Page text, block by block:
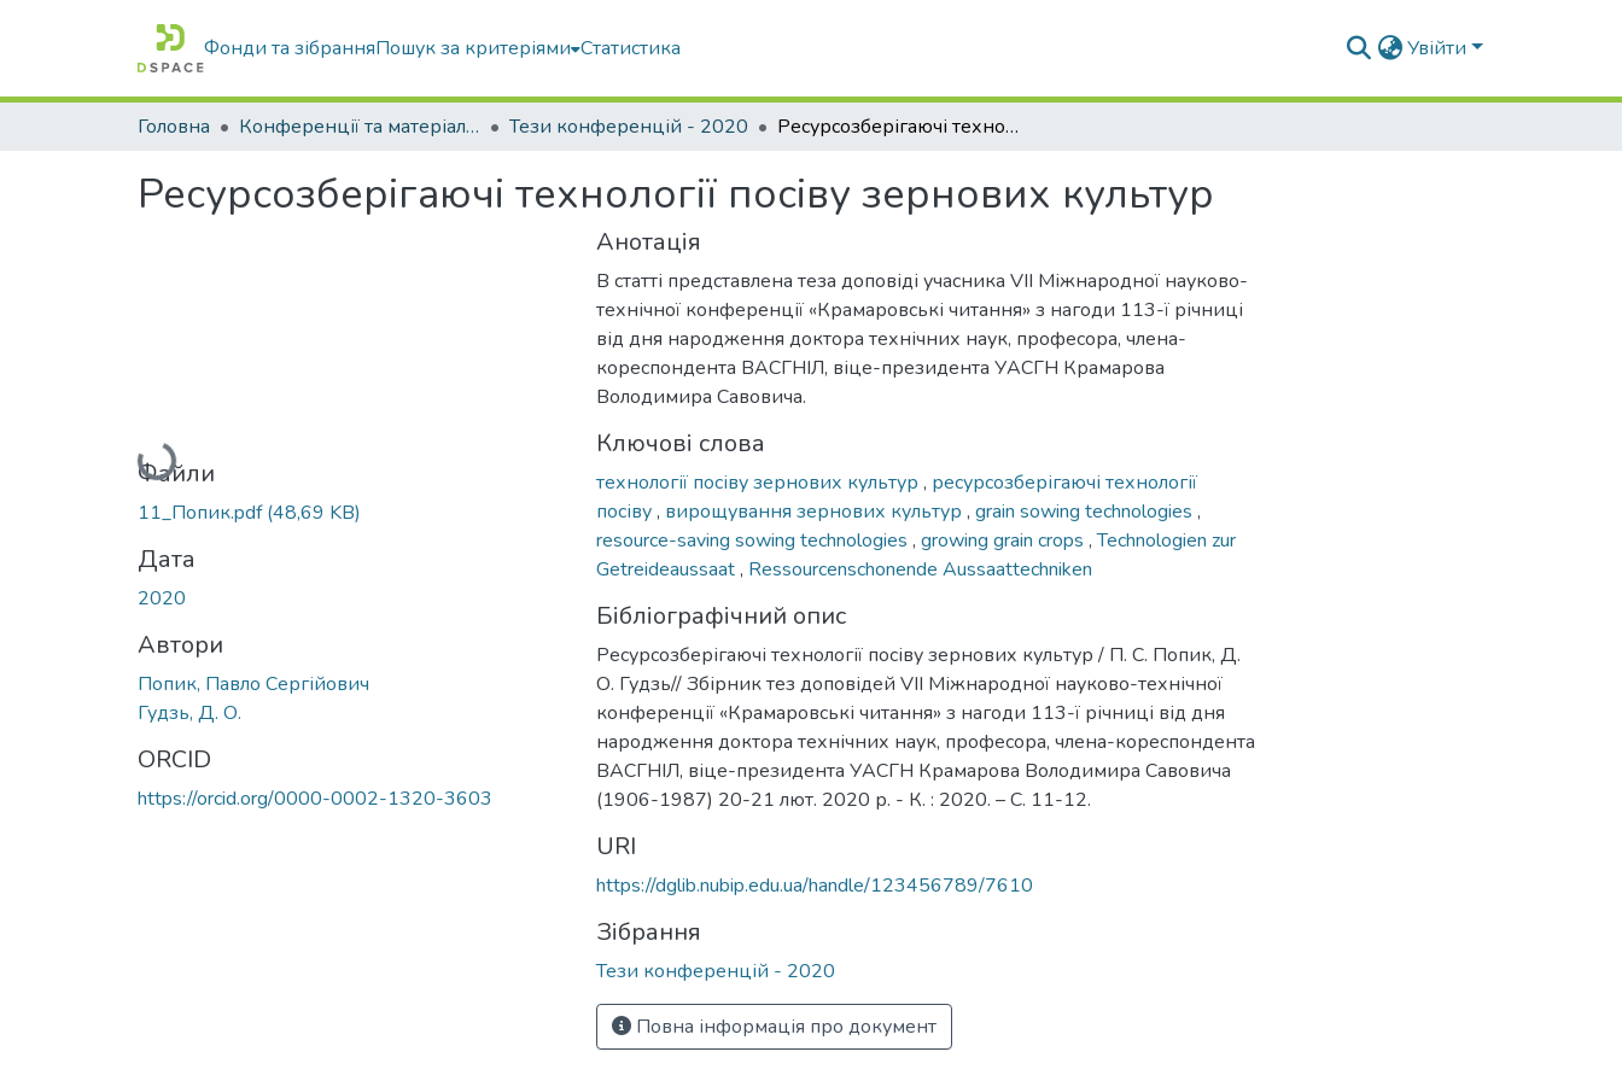
Фонди та зібранняПошук за критеріями Статистика Увійти
Головна Конференції та матеріали конференцій Тези конференцій - 2020 Ресурсозберігаючі технології посіву зернових культур
Ресурсозберігаючі технології посіву зернових культур
Вантажиться...
Файли
11_Попик.pdf(48,69 KB)
Дата
2020
Автори
Попик, Павло Сергійович
Гудзь, Д. О.
ORCID
https://orcid.org/0000-0002-1320-3603
Анотація
В статті представлена теза доповіді учасника VIІ Міжнародної науково-
технічної конференції «Крамаровські читання» з нагоди 113-ї річниці
від дня народження доктора технічних наук, професора, члена-
кореспондента ВАСГНІЛ, віце-президента УАСГН Крамарова
Володимира Савовича.
Ключові слова
технології посіву зернових культур , ресурсозберігаючі технології
посіву, вирощування зернових культур , grain sowing technologies ,
resource-saving sowing technologies , growing grain crops ,Technologien zur
Getreideaussaat, Ressourcenschonende Aussaattechniken
Бібліографічний опис
Ресурсозберігаючі технології посіву зернових культур / П. С. Попик, Д.
О. Гудзь// Збірник тез доповідей VIІ Міжнародної науково-технічної
конференції «Крамаровські читання» з нагоди 113-ї річниці від дня
народження доктора технічних наук, професора, члена-кореспондента
ВАСГНІЛ, віце-президента УАСГН Крамарова Володимира Савовича
(1906-1987) 20-21 лют. 2020 р. - К. : 2020. – С. 11-12.
URI
https://dglib.nubip.edu.ua/handle/123456789/7610
Зібрання
Тези конференцій - 2020
Повна інформація про документ